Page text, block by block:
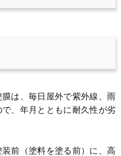
は、毎日屋外で紫外線、雨
、年月とともに耐久性が劣
装前（塗料を塗る前）に、高